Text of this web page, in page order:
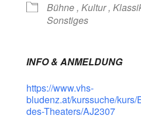
Bühne , Kultur ,
Sonstiges
INFO & ANMELDUNG
https://www.vhs-
bludenz.at/kurssuche/
des-Theaters/AJ2307